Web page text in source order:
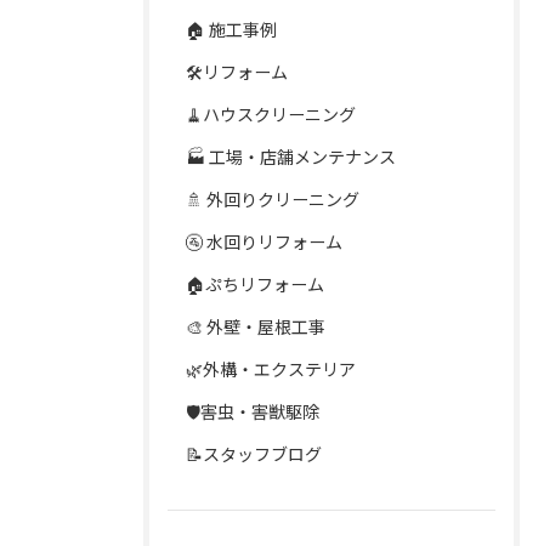
🏠 施工事例
🛠️リフォーム
🧹ハウスクリーニング
🏭 工場・店舗メンテナンス
🚿 外回りクリーニング
🚰 水回りリフォーム
🏠ぷちリフォーム
🎨 外壁・屋根工事
🌿外構・エクステリア
🛡️害虫・害獣駆除
📝スタッフブログ